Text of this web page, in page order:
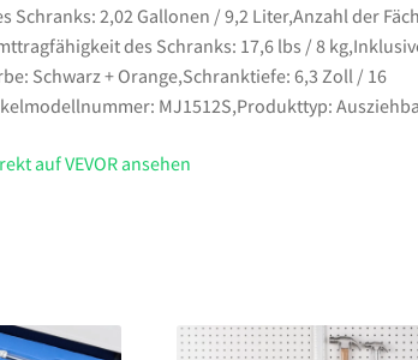
Schranks: 2,02 Gallonen / 9,2 Liter,Anzahl der
des Schranks: 17,6 lbs / 8
Schwarz + Orange,Schranktiefe: 6,3 Zoll / 16
MJ1512S,Produkttyp:
auf VEVOR ansehen